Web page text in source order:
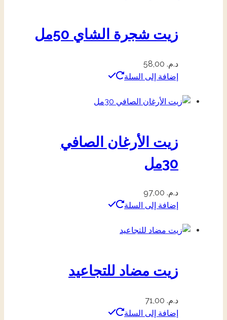
زيت شجرة الشاي 50مل
د.م.
إضافة إلى السلة
زيت الأرغان الصافي
30مل
د.م.
إضافة إلى السلة
زيت مضاد للتجاعيد
د.م.
إضافة إلى السلة